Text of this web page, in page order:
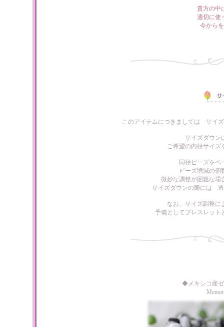
貴方の中
適切に使
今から
このアイテムにつきましては サイ
サイズダウン
ご希望の内径サイズ
同径ビーズをベ
ビーズ増減の個
微妙な調整が困難な場
サイズダウンの際には 透
なお、サイズ調整に
予備としてブレスレット
◆メキシコ産